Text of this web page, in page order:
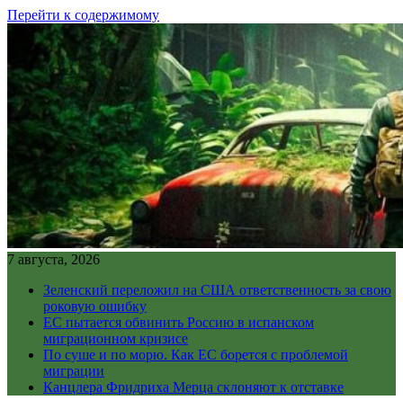
Перейти к содержимому
7 августа, 2026
Зеленский переложил на США ответственность за свою
роковую ошибку
ЕС пытается обвинить Россию в испанском
миграционном кризисе
По суше и по морю. Как ЕС борется с проблемой
миграции
Канцлера Фридриха Мерца склоняют к отставке